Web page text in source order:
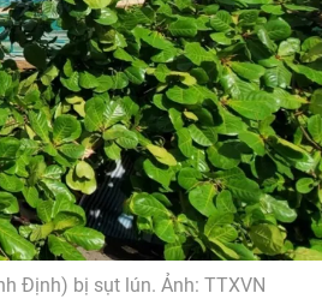
Định) bị sụt lún. Ảnh: TTXVN